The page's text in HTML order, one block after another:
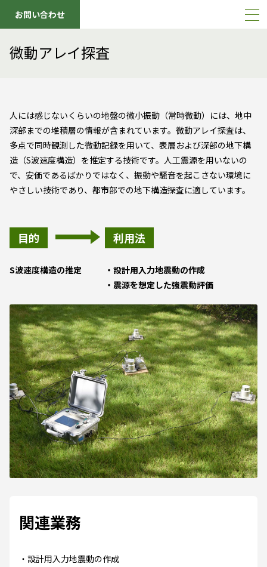
お問い合わせ
微動アレイ探査
人には感じないくらいの地盤の微小振動（常時微動）には、地中
深部までの堆積層の情報が含まれています。微動アレイ探査は、
多点で同時観測した微動記録を用いて、表層および深部の地下構
造（S波速度構造）を推定する技術です。人工震源を用いないの
で、安価であるばかりではなく、振動や騒音を起こさない環境に
やさしい技術であり、都市部での地下構造探査に適しています。
目的
S波速度構造の推定
利用法
設計用入力地震動の作成
震源を想定した強震動評価
関連業務
設計用入力地震動の作成